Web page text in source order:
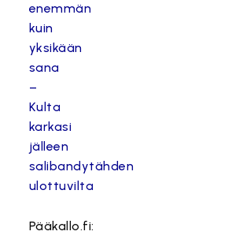
enemmän
kuin
yksikään
sana
–
Kulta
karkasi
jälleen
salibandytähden
ulottuvilta
Pääkallo.fi: